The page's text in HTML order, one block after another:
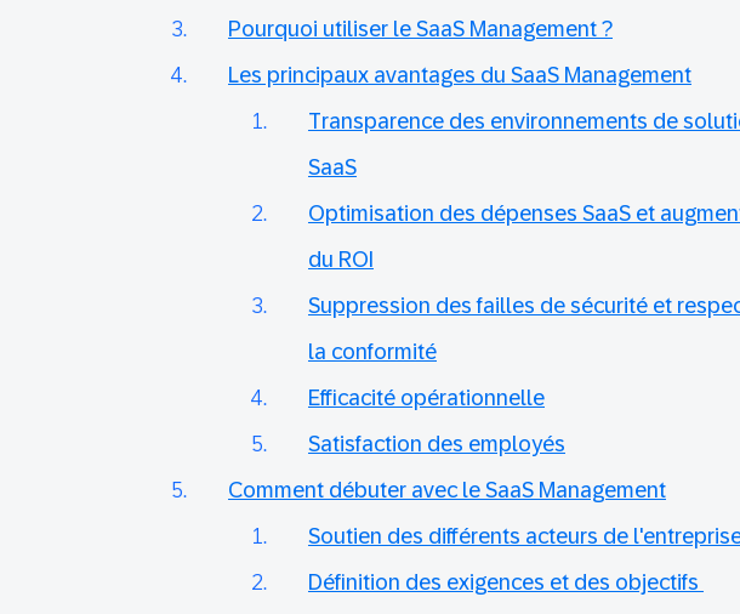
Pourquoi utiliser le SaaS Management ?
Les principaux avantages du SaaS Management
Transparence des environnements de
SaaS
Optimisation des dépenses SaaS et
du ROI
Suppression des failles de sécurité et
la conformité
Efficacité opérationnelle
Satisfaction des employés
Comment débuter avec le SaaS Management
Soutien des différents acteurs de
Définition des exigences et des objectifs